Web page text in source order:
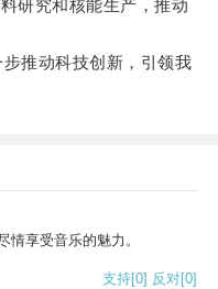
究和核能生产，推动
推动科技创新，引领我
情享受音乐的魅力。
支持[0] 反对[0]